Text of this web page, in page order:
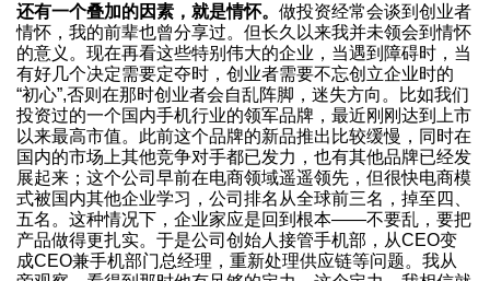
还有一个叠加的因素，就是情怀。 做投资经常会谈到创业者
情怀，我的前辈也曾分享过。但长久以来我并未领会到情怀
的意义。现在再看这些特别伟大的企业，当遇到障碍时，当
有好几个决定需要定夺时，创业者需要不忘创立企业时的
“初心”,否则在那时创业者会自乱阵脚，迷失方向。比如我们
投资过的一个国内手机行业的领军品牌，最近刚刚达到上市
以来最高市值。此前这个品牌的新品推出比较缓慢，同时在
国内的市场上其他竞争对手都已发力，也有其他品牌已经发
展起来；这个公司早前在电商领域遥遥领先，但很快电商模
式被国内其他企业学习，公司排名从全球前三名，掉至四、
五名。这种情况下，企业家应是回到根本——不要乱，要把
产品做得更扎实。于是公司创始人接管手机部，从CEO变
成CEO兼手机部门总经理，重新处理供应链等问题。我从